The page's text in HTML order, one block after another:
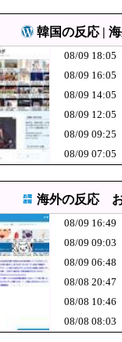
韓国人「日
（ﾌﾞﾙﾌﾞﾙ」
百田尚樹「現時点で
PNG 韓国人「日本は
【速報】税務署職員
JPG 韓国人「開票終了ま
JPG 【朗報】韓国人「引
シャインマスカッ
【K悲報】審判
GIF
韓国人「日
ーンみたい‥
韓国人「現在、日本
JPG 認知症の高齢者の資
中国の三峡ダ
JPG 【朗報】日
韓国の反応 |
08/09 18:05
08/09 16:05
08/09 14:05
08/09 12:05
08/09 09:25
08/09 07:05
海外の反応
08/09 16:49
08/09 09:03
08/09 06:48
08/08 20:47
08/08 10:46
08/08 08:03